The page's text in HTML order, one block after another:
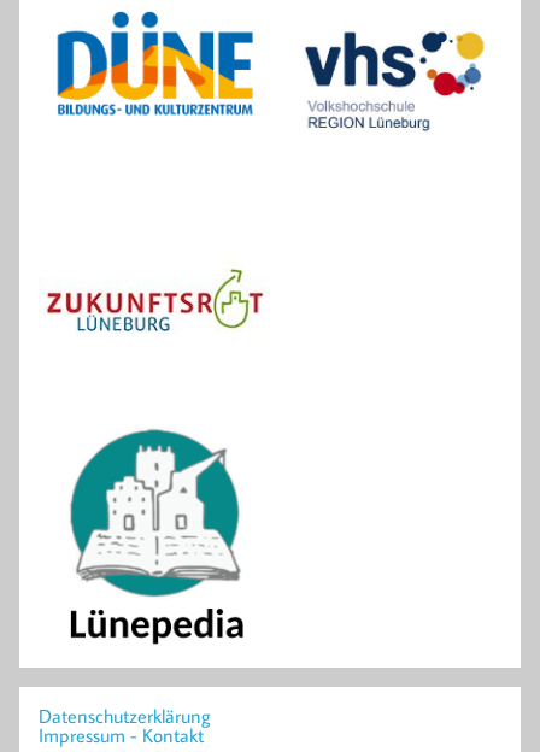
Datenschutzerklärung
Impressum - Kontakt